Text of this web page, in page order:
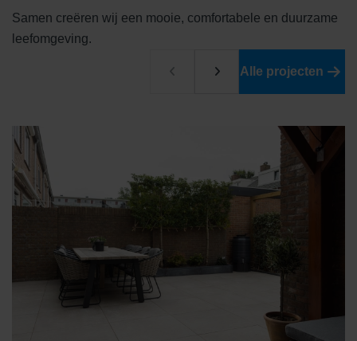
Samen creëren wij een mooie, comfortabele en duurzame
leefomgeving.
Alle projecten